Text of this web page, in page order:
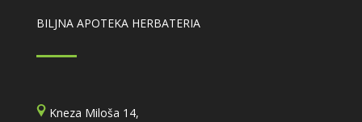
BILJNA APOTEKA HERBATERIA
Kneza Miloša 14,